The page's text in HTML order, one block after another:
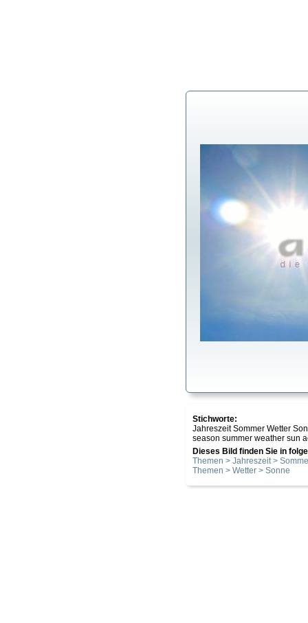
Stichworte:
Jahreszeit Sommer Wetter
season summer weather sun
Dieses Bild finden Sie in
Themen > Jahreszeit >
Themen > Wetter > Sonne